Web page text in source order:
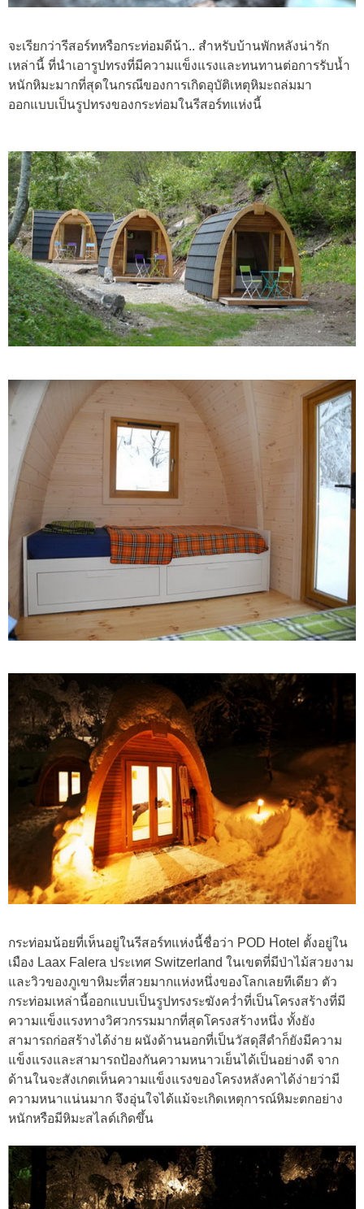
จะเรียกว่ารีสอร์ทหรือกระท่อมดีน้า.. สำหรับบ้านพักหลังน่ารัก
เหล่านี้ ที่นำเอารูปทรงที่มีความแข็งแรงและทนทานต่อการรับน้ำ
หนักหิมะมากที่สุดในกรณีของการเกิดอุบัติเหตุหิมะถล่มมา
ออกแบบเป็นรูปทรงของกระท่อมในรีสอร์ทแห่งนี้
กระท่อมน้อยที่เห็นอยู่ในรีสอร์ทแห่งนี้ชื่อว่า POD Hotel ตั้งอยู่ใน
เมือง Laax Falera ประเทศ Switzerland ในเขตที่มีป่าไม้สวยงาม
และวิวของภูเขาหิมะที่สวยมากแห่งหนึ่งของโลกเลยทีเดียว ตัว
กระท่อมเหล่านี้ออกแบบเป็นรูปทรงระฆังคว่ำที่เป็นโครงสร้างที่มี
ความแข็งแรงทางวิศวกรรมมากที่สุดโครงสร้างหนึ่ง ทั้งยัง
สามารถก่อสร้างได้ง่าย ผนังด้านนอกที่เป็นวัสดุสีดำก็ยังมีความ
แข็งแรงและสามารถป้องกันความหนาวเย็นได้เป็นอย่างดี จาก
ด้านในจะสังเกตเห็นความแข็งแรงของโครงหลังคาได้ง่ายว่ามี
ความหนาแน่นมาก จึงอุ่นใจได้แม้จะเกิดเหตุการณ์หิมะตกอย่าง
หนักหรือมีหิมะสไลด์เกิดขึ้น